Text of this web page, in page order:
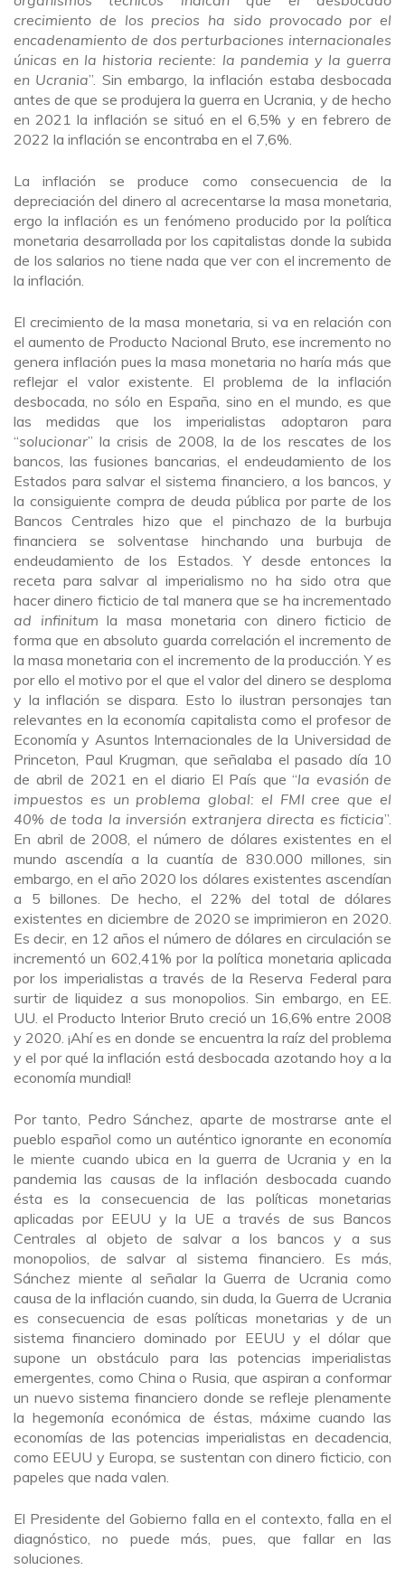
crecimiento de los precios ha sido provocado por el
encadenamiento de dos perturbaciones internacionales
únicas en la historia reciente: la pandemia y la guerra
en Ucrania”. Sin embargo, la inflación estaba desbocada
antes de que se produjera la guerra en Ucrania, y de hecho
en 2021 la inflación se situó en el 6,5% y en febrero de
2022 la inflación se encontraba en el 7,6%.
La inflación se produce como consecuencia de la
depreciación del dinero al acrecentarse la masa monetaria,
ergo la inflación es un fenómeno producido por la política
monetaria desarrollada por los capitalistas donde la subida
de los salarios no tiene nada que ver con el incremento de
la inflación.
El crecimiento de la masa monetaria, si va en relación con
el aumento de Producto Nacional Bruto, ese incremento no
genera inflación pues la masa monetaria no haría más que
reflejar el valor existente. El problema de la inflación
desbocada, no sólo en España, sino en el mundo, es que
las medidas que los imperialistas adoptaron para
“solucionar” la crisis de 2008, la de los rescates de los
bancos, las fusiones bancarias, el endeudamiento de los
Estados para salvar el sistema financiero, a los bancos, y
la consiguiente compra de deuda pública por parte de los
Bancos Centrales hizo que el pinchazo de la burbuja
financiera se solventase hinchando una burbuja de
endeudamiento de los Estados. Y desde entonces la
receta para salvar al imperialismo no ha sido otra que
hacer dinero ficticio de tal manera que se ha incrementado
ad infinitum la masa monetaria con dinero ficticio de
forma que en absoluto guarda correlación el incremento de
la masa monetaria con el incremento de la producción. Y es
por ello el motivo por el que el valor del dinero se desploma
y la inflación se dispara. Esto lo ilustran personajes tan
relevantes en la economía capitalista como el profesor de
Economía y Asuntos Internacionales de la Universidad de
Princeton, Paul Krugman, que señalaba el pasado día 10
de abril de 2021 en el diario El País que “la evasión de
impuestos es un problema global: el FMI cree que el
40% de toda la inversión extranjera directa es ficticia”.
En abril de 2008, el número de dólares existentes en el
mundo ascendía a la cuantía de 830.000 millones, sin
embargo, en el año 2020 los dólares existentes ascendían
a 5 billones. De hecho, el 22% del total de dólares
existentes en diciembre de 2020 se imprimieron en 2020.
Es decir, en 12 años el número de dólares en circulación se
incrementó un 602,41% por la política monetaria aplicada
por los imperialistas a través de la Reserva Federal para
surtir de liquidez a sus monopolios. Sin embargo, en EE.
UU. el Producto Interior Bruto creció un 16,6% entre 2008
y 2020. ¡Ahí es en donde se encuentra la raíz del problema
y el por qué la inflación está desbocada azotando hoy a la
economía mundial!
Por tanto, Pedro Sánchez, aparte de mostrarse ante el
pueblo español como un auténtico ignorante en economía
le miente cuando ubica en la guerra de Ucrania y en la
pandemia las causas de la inflación desbocada cuando
ésta es la consecuencia de las políticas monetarias
aplicadas por EEUU y la UE a través de sus Bancos
Centrales al objeto de salvar a los bancos y a sus
monopolios, de salvar al sistema financiero. Es más,
Sánchez miente al señalar la Guerra de Ucrania como
causa de la inflación cuando, sin duda, la Guerra de Ucrania
es consecuencia de esas políticas monetarias y de un
sistema financiero dominado por EEUU y el dólar que
supone un obstáculo para las potencias imperialistas
emergentes, como China o Rusia, que aspiran a conformar
un nuevo sistema financiero donde se refleje plenamente
la hegemonía económica de éstas, máxime cuando las
economías de las potencias imperialistas en decadencia,
como EEUU y Europa, se sustentan con dinero ficticio, con
papeles que nada valen.
El Presidente del Gobierno falla en el contexto, falla en el
diagnóstico, no puede más, pues, que fallar en las
soluciones.